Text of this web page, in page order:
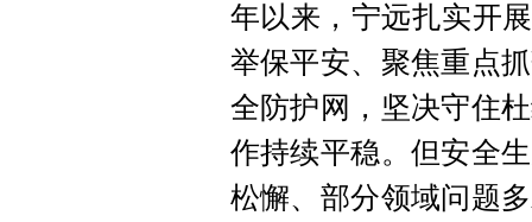
年以来，宁远扎实开
举保平安、聚焦重点
全防护网，坚决守住
作持续平稳。但安全
松懈、部分领域问题